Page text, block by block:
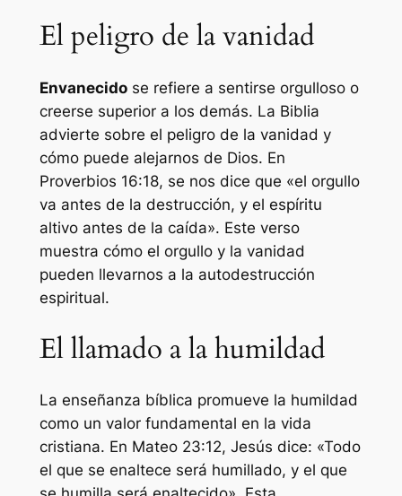
El peligro de la vanidad
Envanecidose refiere a sentirse orgulloso o
creerse superior a los demás. La Biblia
advierte sobre el peligro de la vanidad y
cómo puede alejarnos de Dios. En
Proverbios 16:18, se nos dice que «el orgullo
va antes de la destrucción, y el espíritu
altivo antes de la caída». Este verso
muestra cómo el orgullo y la vanidad
pueden llevarnos a la autodestrucción
espiritual.
El llamado a la humildad
La enseñanza bíblica promueve la humildad
como un valor fundamental en la vida
cristiana. En Mateo 23:12, Jesús dice: «Todo
el que se enaltece será humillado, y el que